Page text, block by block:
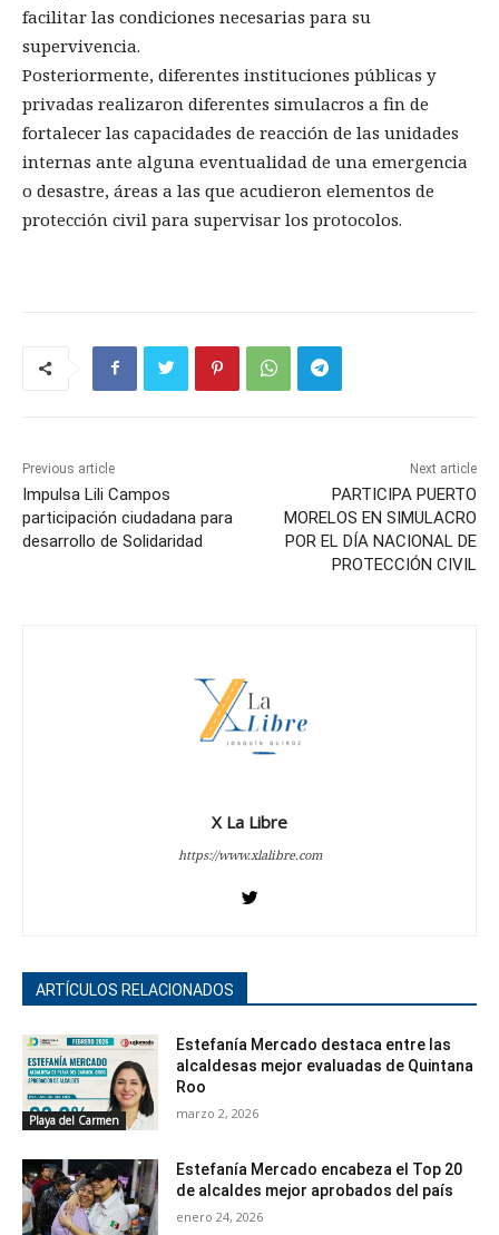
facilitar las condiciones necesarias para su
supervivencia.
Posteriormente, diferentes instituciones públicas y
privadas realizaron diferentes simulacros a fin de
fortalecer las capacidades de reacción de las unidades
internas ante alguna eventualidad de una emergencia
o desastre, áreas a las que acudieron elementos de
protección civil para supervisar los protocolos.
Previous article
Impulsa Lili Campos
participación ciudadana para
desarrollo de Solidaridad
Next article
PARTICIPA PUERTO
MORELOS EN SIMULACRO
POR EL DÍA NACIONAL DE
PROTECCIÓN CIVIL
X La Libre
https://www.xlalibre.com
ARTÍCULOS RELACIONADOS
Playa del Carmen
Estefanía Mercado destaca entre las
alcaldesas mejor evaluadas de Quintana
Roo
marzo 2, 2026
Estefanía Mercado encabeza el Top 20
de alcaldes mejor aprobados del país
enero 24, 2026